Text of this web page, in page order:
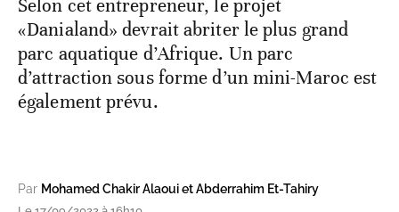
Selon cet entrepreneur, le projet
«Danialand» devrait abriter le plus grand
parc aquatique d’Afrique. Un parc
d’attraction sous forme d’un mini-Maroc est
également prévu.
Par Mohamed Chakir Alaoui et Abderrahim Et-Tahiry